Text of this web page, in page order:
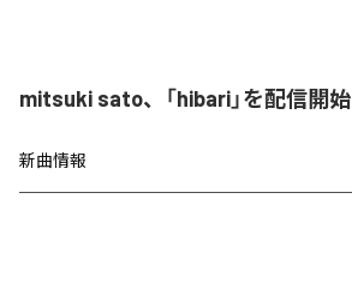
mitsuki sato、「hibari」を配信開始
新曲情報